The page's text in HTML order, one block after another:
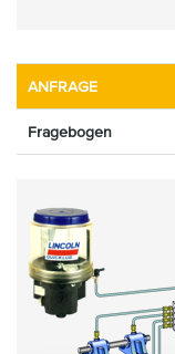
ANFRAGE
Fragebogen